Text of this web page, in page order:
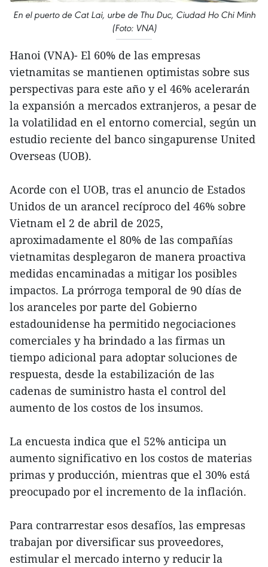
En el puerto de Cat Lai, urbe de Thu Duc, Ciudad Ho Chi Minh
(Foto: VNA)
Hanoi (VNA)- El 60% de las empresas
vietnamitas se mantienen optimistas sobre sus
perspectivas para este año y el 46% acelerarán
la expansión a mercados extranjeros, a pesar de
la volatilidad en el entorno comercial, según un
estudio reciente del banco singapurense United
Overseas (UOB).
Acorde con el UOB, tras el anuncio de Estados
Unidos de un arancel recíproco del 46% sobre
Vietnam el 2 de abril de 2025,
aproximadamente el 80% de las compañías
vietnamitas desplegaron de manera proactiva
medidas encaminadas a mitigar los posibles
impactos. La prórroga temporal de 90 días de
los aranceles por parte del Gobierno
estadounidense ha permitido negociaciones
comerciales y ha brindado a las firmas un
tiempo adicional para adoptar soluciones de
respuesta, desde la estabilización de las
cadenas de suministro hasta el control del
aumento de los costos de los insumos.
La encuesta indica que el 52% anticipa un
aumento significativo en los costos de materias
primas y producción, mientras que el 30% está
preocupado por el incremento de la inflación.
Para contrarrestar esos desafíos, las empresas
trabajan por diversificar sus proveedores,
estimular el mercado interno y reducir la